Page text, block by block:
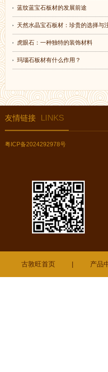
蓝纹蓝宝石板材的发展前途
天然水晶宝石板材：珍贵的选择与
虎眼石：一种独特的装饰材料
玛瑙石板材有什么作用？
友情链接 LINKS
粤ICP备2024292978号
古敦旺首页 | 产品